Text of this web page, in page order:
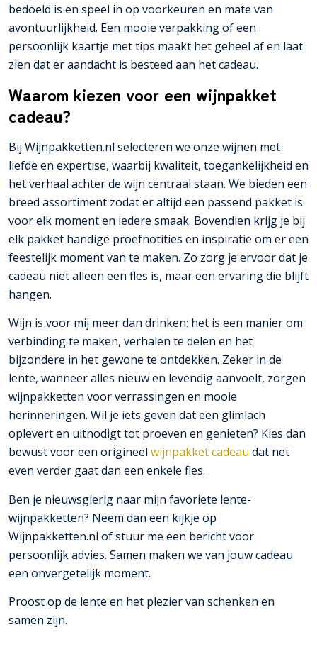
bedoeld is en speel in op voorkeuren en mate van
avontuurlijkheid. Een mooie verpakking of een
persoonlijk kaartje met tips maakt het geheel af en laat
zien dat er aandacht is besteed aan het cadeau.
Waarom kiezen voor een wijnpakket
cadeau?
Bij Wijnpakketten.nl selecteren we onze wijnen met
liefde en expertise, waarbij kwaliteit, toegankelijkheid en
het verhaal achter de wijn centraal staan. We bieden een
breed assortiment zodat er altijd een passend pakket is
voor elk moment en iedere smaak. Bovendien krijg je bij
elk pakket handige proefnotities en inspiratie om er een
feestelijk moment van te maken. Zo zorg je ervoor dat je
cadeau niet alleen een fles is, maar een ervaring die blijft
hangen.
Wijn is voor mij meer dan drinken: het is een manier om
verbinding te maken, verhalen te delen en het
bijzondere in het gewone te ontdekken. Zeker in de
lente, wanneer alles nieuw en levendig aanvoelt, zorgen
wijnpakketten voor verrassingen en mooie
herinneringen. Wil je iets geven dat een glimlach
oplevert en uitnodigt tot proeven en genieten? Kies dan
bewust voor een origineel wijnpakket cadeau dat net
even verder gaat dan een enkele fles.
Ben je nieuwsgierig naar mijn favoriete lente-
wijnpakketten? Neem dan een kijkje op
Wijnpakketten.nl of stuur me een bericht voor
persoonlijk advies. Samen maken we van jouw cadeau
een onvergetelijk moment.
Proost op de lente en het plezier van schenken en
samen zijn.